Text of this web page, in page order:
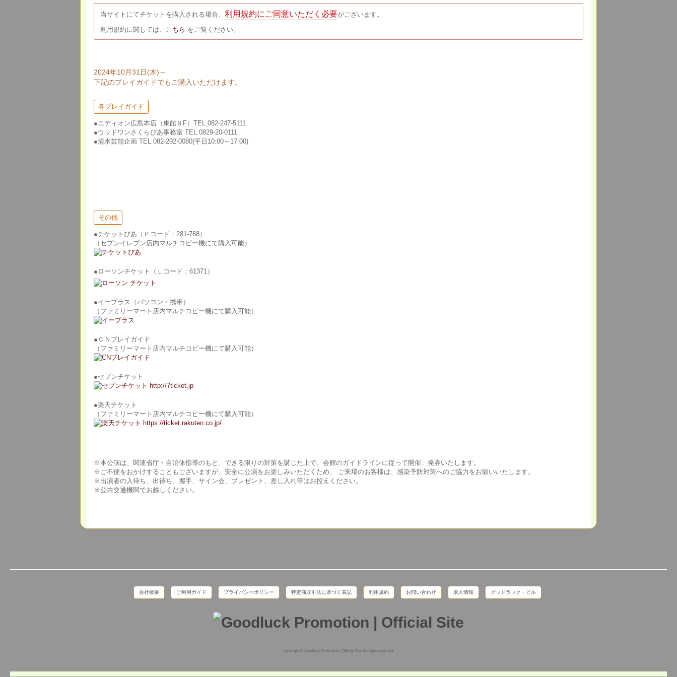
当サイトにてチケットを購入される場合、 利用規約にご同意いただく必要がございます。
利用規約に関しては、 こちら をご覧ください。
2024年10月31日(木)～
下記のプレイガイドでもご購入いただけます。
各プレイガイド
●エディオン広島本店（東館９F）TEL.082-247-5111
●ウッドワンさくらぴあ事務室 TEL.0829-20-0111
●清水芸能企画 TEL.082-292-0080(平日10:00～17:00)
その他
●チケットぴあ（Ｐコード：281-768）
（セブンイレブン店内マルチコピー機にて購入可能）
●ローソンチケット（Ｌコード：61371）
●イープラス（パソコン・携帯）
（ファミリーマート店内マルチコピー機にて購入可能）
●ＣＮプレイガイド
（ファミリーマート店内マルチコピー機にて購入可能）
●セブンチケット
●楽天チケット
（ファミリーマート店内マルチコピー機にて購入可能）
※本公演は、関連省庁・自治体指導のもと、できる限りの対策を講じた上で、会館のガイドラインに従って開催、発券いたします。
※ご不便をおかけすることもございますが、安全に公演をお楽しみいただくため、 ご来場のお客様は、感染予防対策へのご協力をお願いいたします。
※出演者の入待ち、出待ち、握手、サイン会、プレゼント、差し入れ等はお控えください。
※公共交通機関でお越しください。
会社概要 ご利用ガイド プライバシーポリシー 特定商取引法に基づく表記 利用規約 お問い合わせ 求人情報 グッドラック・ビル
copyright © Goodluck Promotion | Official Site all rights reserved.